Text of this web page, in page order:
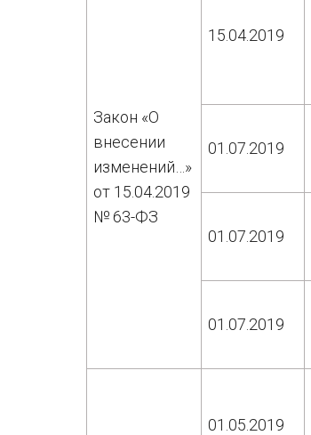
Закон «О
внесении
изменений…»
от 15.04.2019
№ 63-ФЗ
15.04.2019
01.07.2019
01.07.2019
01.07.2019
01.05.2019